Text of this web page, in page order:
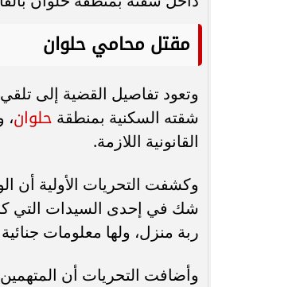
مقتل محامي حلوان
وتعود تفاصيل القضية إلى
شقته السكنية بمنطقة حلوان،
القانونية اللازمة.
وكشفت التحريات الأولية أن
شك في إحدى السيدات التي
ربة منزل، ولها معلومات
وأضافت التحريات أن
الإشغالات بحي شرق لإعادة الانضباط
وتحقيق...